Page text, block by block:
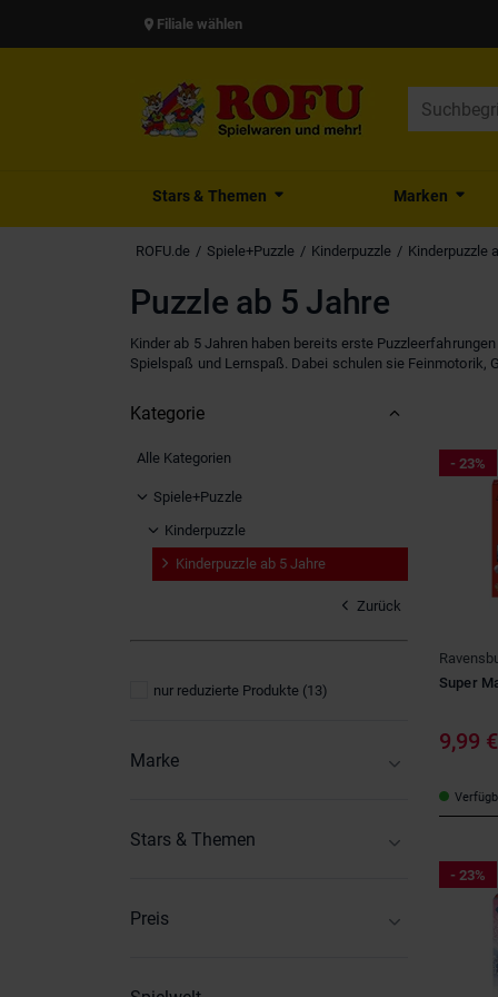
Filiale wählen
Stars & Themen Marken
ROFU.de Spiele+Puzzle Kinderpuzzle Kinderpuzzle
Puzzle ab 5 Jahre
Kinder ab 5 Jahren haben bereits erste
Spielspaß und Lernspaß. Dabei schulen sie Feinmotorik,
Kategorie
Alle Kategorien
Spiele+Puzzle
Kinderpuzzle
Kinderpuzzle ab 5 Jahre
Zurück
nur reduzierte Produkte (13)
Marke
Stars & Themen
Preis
- 23%
Super
9,99 €
- 23%